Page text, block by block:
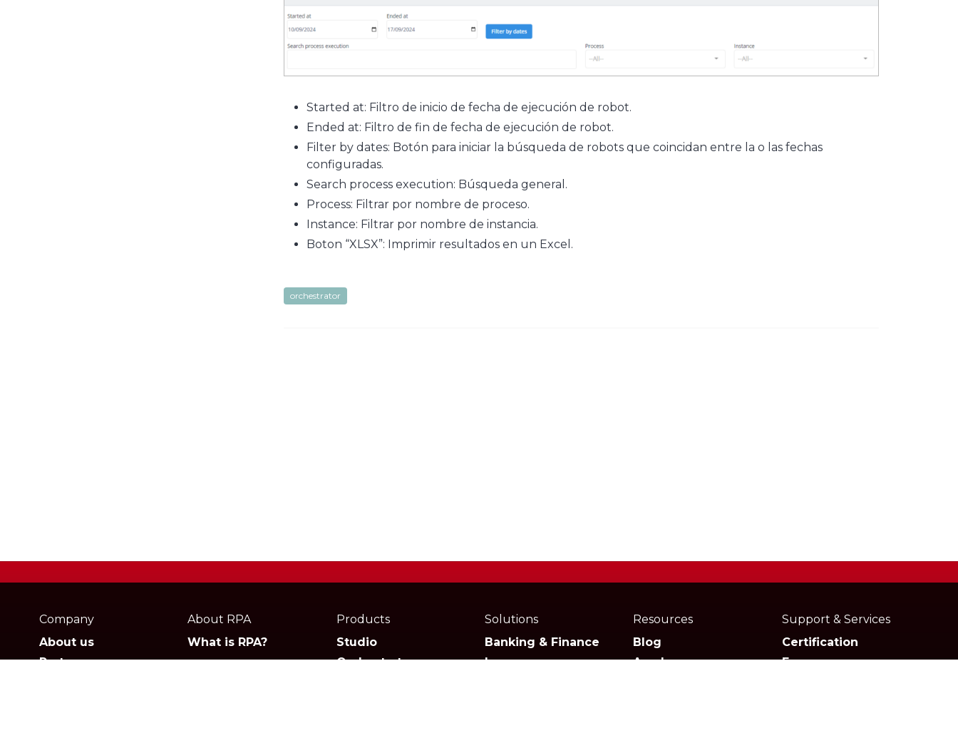
Started at: Filtro de inicio de fecha de ejecución de robot.
Ended at: Filtro de fin de fecha de ejecución de robot.
Filter by dates: Botón para iniciar la búsqueda de robots que coincidan entre la o las fechas
configuradas.
Search process execution: Búsqueda general.
Process: Filtrar por nombre de proceso.
Instance: Filtrar por nombre de instancia.
Boton “XLSX”: Imprimir resultados en un Excel.
orchestrator
Company
About us
Partners
About RPA
What is RPA?
Products
Studio
Orchestrator
Solutions
Banking & Finance
Insurance
Resources
Blog
Academy
Support & Services
Certification
Forum